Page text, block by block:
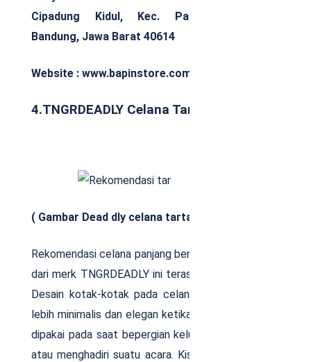
Cipadung Kidul, Kec. Panyileukan, Kota
Bandung, Jawa Barat 40614
Website : www.bapinstore.com
4.TNGRDEADLY Celana Tartan Grey
( Gambar Dead dly celana tartan grey )
Rekomendasi celana panjang bermotif kotak-kotak
dari merk TNGRDEADLY ini terasa begitu premium.
Desain kotak-kotak pada celana tersebut terasa
lebih minimalis dan elegan ketika digunakan. Cocok
dipakai pada saat bepergian keluar rumah, bekerja,
atau menghadiri suatu acara. Kisaran harga jualnya